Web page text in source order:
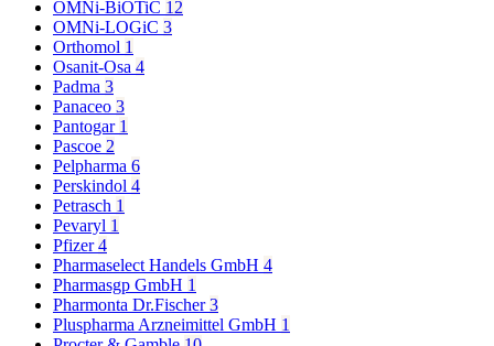
OMNi-BiOTiC 12
OMNi-LOGiC 3
Orthomol 1
Osanit-Osa 4
Padma 3
Panaceo 3
Pantogar 1
Pascoe 2
Pelpharma 6
Perskindol 4
Petrasch 1
Pevaryl 1
Pfizer4
Pharmaselect Handels GmbH 4
Pharmasgp GmbH 1
Pharmonta Dr.Fischer3
Pluspharma Arzneimittel GmbH 1